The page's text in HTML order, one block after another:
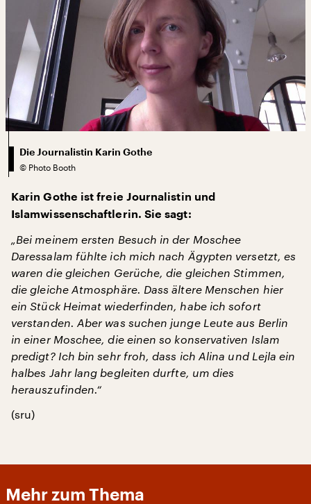
Die Journalistin Karin Gothe
© Photo Booth
Karin Gothe ist freie Journalistin und
Islamwissenschaftlerin. Sie sagt:
„Bei meinem ersten Besuch in der Moschee
Daressalam fühlte ich mich nach Ägypten versetzt, es
waren die gleichen Gerüche, die gleichen Stimmen,
die gleiche Atmosphäre. Dass ältere Menschen hier
ein Stück Heimat wiederfinden, habe ich sofort
verstanden. Aber was suchen junge Leute aus Berlin
in einer Moschee, die einen so konservativen Islam
predigt? Ich bin sehr froh, dass ich Alina und Lejla ein
halbes Jahr lang begleiten durfte, um dies
herauszufinden.“
(sru)
Mehr zum Thema